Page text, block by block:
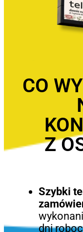
CO
Z
Szybki
dni